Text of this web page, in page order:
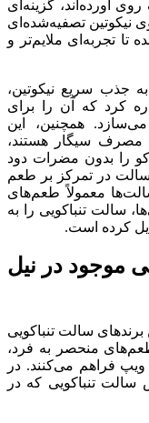
روی آورده‌اند، گزینه‌ای
نیکوتین تصفیه‌شده‌ای
تجربه‌ای ملایم‌تر و
جذب سریع نیکوتین،
کرد که آن را برای
همچنین، این
مصرف سیگار هستند،
را بدون مضرات دود
سالت در تمرکز بر طعم
معمولاً طعم‌های
سالت تنباکویی را به
کرده است.
موجود در نیل
سالت تنباکویی
منحصر به‌ فرد،
فراهم می‌کنند. در
سالت تنباکویی که در